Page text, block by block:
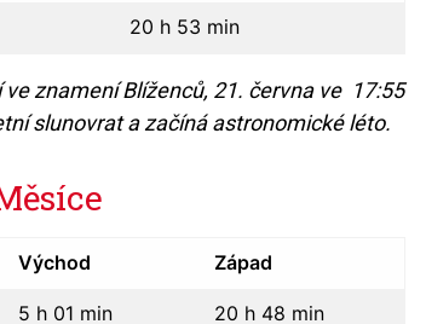
20 h 53 min
ve znameníBlíženců, 21. června ve 17:55
slunovrat a začíná astronomické léto.
Východ Západ
5 h 01 min 20 h 48 min